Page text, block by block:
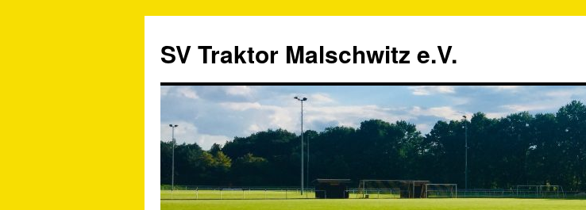
SV Traktor Malschwitz e.V.